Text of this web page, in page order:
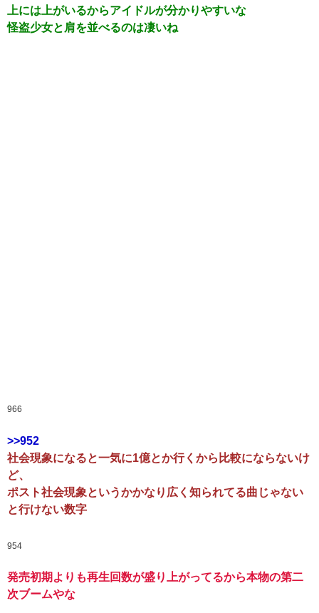
上には上がいるからアイドルが分かりやすいな
怪盗少女と肩を並べるのは凄いね
966
>>952
社会現象になると一気に1億とか行くから比較にならないけ
ど、
ポスト社会現象というかかなり広く知られてる曲じゃない
と行けない数字
954
発売初期よりも再生回数が盛り上がってるから本物の第二
次ブームやな